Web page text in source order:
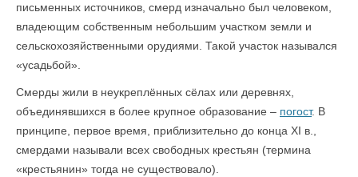
письменных источников, смерд изначально был человеком,
владеющим собственным небольшим участком земли и
сельскохозяйственными орудиями. Такой участок назывался
«усадьбой».
Смерды жили в неукреплённых сёлах или деревнях,
объединявшихся в более крупное образование – погост. В
принципе, первое время, приблизительно до конца XI в.,
смердами называли всех свободных крестьян (термина
«крестьянин» тогда не существовало).